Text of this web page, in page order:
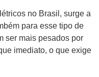
no Brasil, surge a
para esse tipo de
ser mais pesados por
imediato, o que exige